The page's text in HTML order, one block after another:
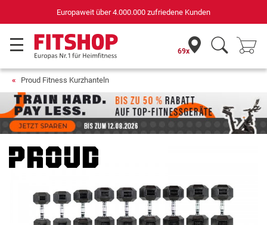
für Sportgeräte (n-tv+DISQ 2016-2024)
69x
Proud Fitness Kurzhanteln